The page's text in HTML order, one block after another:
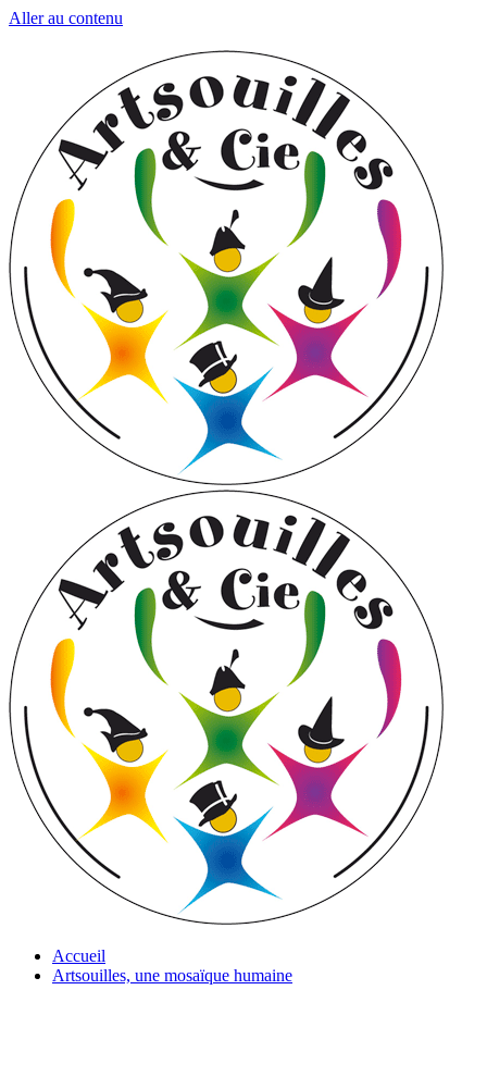
Aller au contenu
Accueil
Artsouilles, une mosaïque humaine